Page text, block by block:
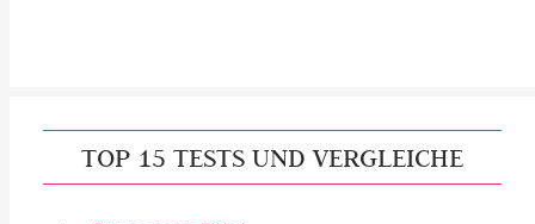
TOP 15 TESTS UND VERGLEICHE